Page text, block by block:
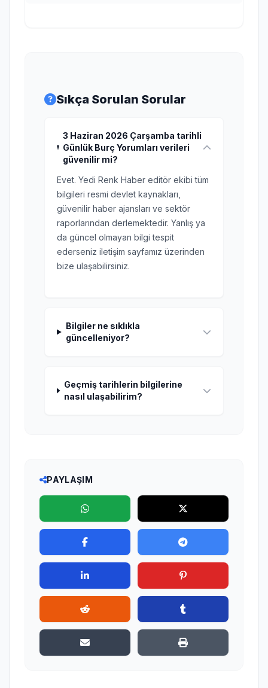
Sıkça Sorulan Sorular
3 Haziran 2026 Çarşamba tarihli
Günlük Burç Yorumları verileri
güvenilir mi?
Evet. Yedi Renk Haber editör ekibi tüm
bilgileri resmi devlet kaynakları,
güvenilir haber ajansları ve sektör
raporlarından derlemektedir. Yanlış ya
da güncel olmayan bilgi tespit
ederseniz iletişim sayfamız üzerinden
bize ulaşabilirsiniz.
Bilgiler ne sıklıkla
güncelleniyor?
Geçmiş tarihlerin bilgilerine
nasıl ulaşabilirim?
PAYLAŞIM